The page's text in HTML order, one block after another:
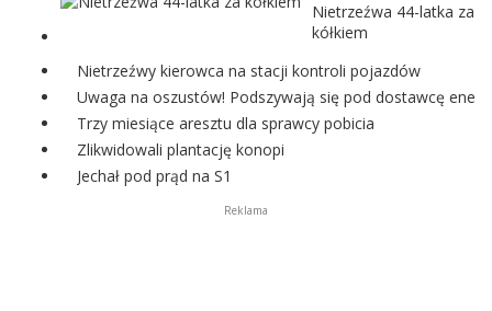
Nietrzeźwa 44-latka za
kółkiem
Nietrzeźwy kierowca na stacji kontroli pojazdów
Uwaga na oszustów! Podszywają się pod dostawcę
Trzy miesiące aresztu dla sprawcy pobicia
Zlikwidowali plantację konopi
Jechał pod prąd na S1
Reklama